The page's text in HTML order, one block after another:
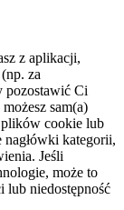
z aplikacji,
za
pozostawić Ci
sam(a)
cookie lub
kategorii,
Jeśli
może to
lub niedostępność